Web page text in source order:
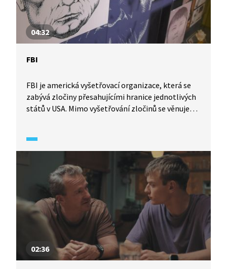
04:32
FBI
FBI je americká vyšetřovací organizace, která se
zabývá zločiny přesahujícími hranice jednotlivých
států v USA. Mimo vyšetřování zločinů se věnuje
02:36